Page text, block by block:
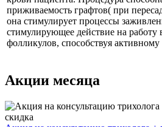
приживаемость графтов( при
она стимулирует процессы
стимулирующее действие на работу
фолликулов, способствуя активному
Акции месяца